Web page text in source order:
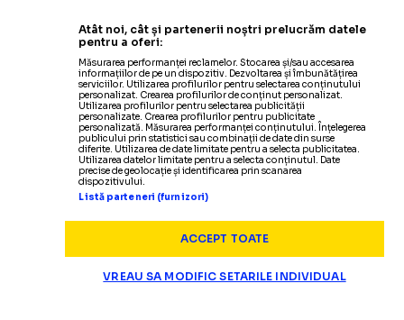
Atât noi, cât și partenerii noștri prelucrăm datele
pentru a oferi:
Măsurarea performanței reclamelor. Stocarea și/sau accesarea
informațiilor de pe un dispozitiv. Dezvoltarea și îmbunătățirea
serviciilor. Utilizarea profilurilor pentru selectarea conținutului
personalizat. Crearea profilurilor de conținut personalizat.
Utilizarea profilurilor pentru selectarea publicității
personalizate. Crearea profilurilor pentru publicitate
personalizată. Măsurarea performanței conținutului. Înțelegerea
publicului prin statistici sau combinații de date din surse
diferite. Utilizarea de date limitate pentru a selecta publicitatea.
Utilizarea datelor limitate pentru a selecta conținutul. Date
precise de geolocație și identificarea prin scanarea
dispozitivului.
Listă parteneri (furnizori)
ACCEPT TOATE
VREAU SA MODIFIC SETARILE INDIVIDUAL